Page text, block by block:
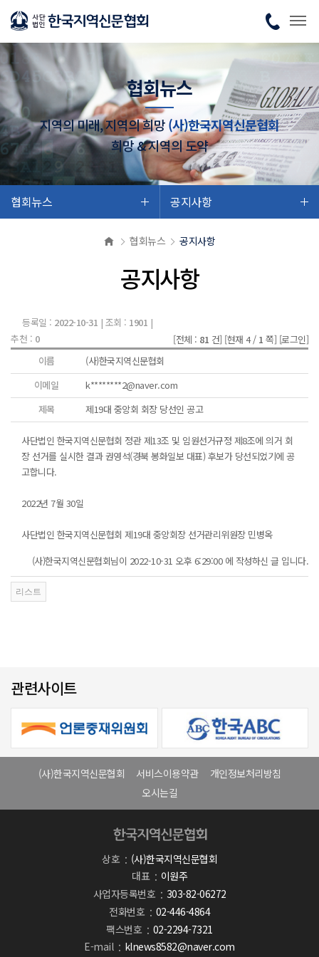
협회뉴스
지역의 미래, 지역의 희망(사)한국지역신문협회
희망 & 지역의 도약
협회뉴스 공지사항
협회뉴스 공지사항
공지사항
등록일 : 2022-10-31 | 조회 : 1901 |
추천 : 0 [전체 : 81 건] [현재 4 / 1 쪽] [로그인]
이름
(사)한국지역신문협회
이메일
k********2@naver.com
제목
제19대 중앙회 회장 당선인 공고
사단법인 한국지역신문협회 정관 제13조 및 임원선거규정 제8조에 의거 회
장 선거를 실시한 결과 권영석(경북 봉화일보 대표) 후보가 당선되었기에 공
고합니다.
2022년 7월 30일
사단법인 한국지역신문협회 제19대 중앙회장 선거관리위원장 민병옥
(사)한국지역신문협회님이 2022-10-31 오후 6:29:00 에 작성하신 글 입니다.
관련사이트
(사)한국지역신문협회 서비스이용약관
개인정보처리방침
오시는길
상호
(사)한국지역신문협회
대표
이원주
사업자등록번호
303-82-06272
전화번호
02-446-4864
팩스번호
02-2294-7321
E-mail
klnews8582@naver.com